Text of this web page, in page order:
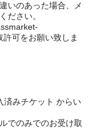
いのあった場合、メ
ださい。
可をお願い致しま
みチケット からい
のみでのお受け取